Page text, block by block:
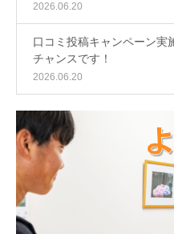
2026.06.20
口コミ投稿キャンペーン実
チャンスです！
2026.06.20